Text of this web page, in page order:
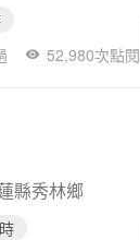
52,980次點閱
縣秀林鄉